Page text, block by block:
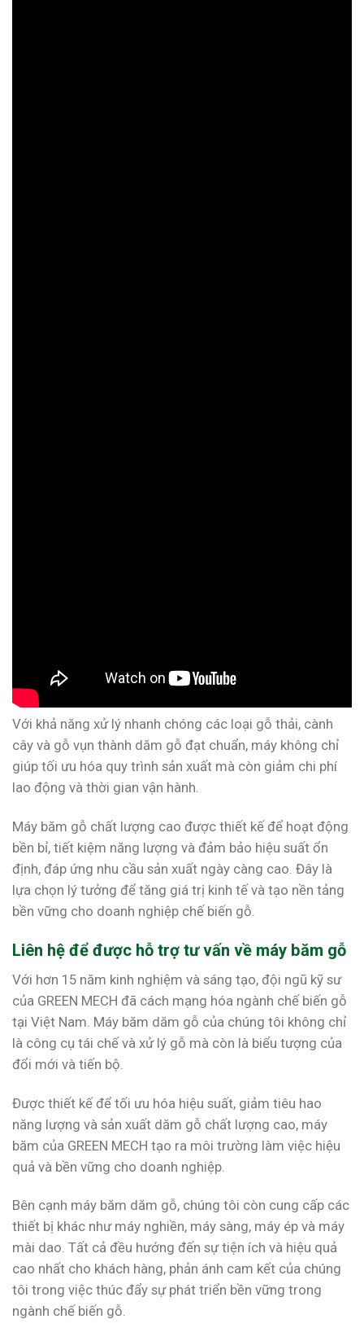
Với khả năng xử lý nhanh chóng các loại gỗ thải, cành
cây và gỗ vụn thành dăm gỗ đạt chuẩn, máy không chỉ
giúp tối ưu hóa quy trình sản xuất mà còn giảm chi phí
lao động và thời gian vận hành.
Máy băm gỗ chất lượng cao được thiết kế để hoạt động
bền bỉ, tiết kiệm năng lượng và đảm bảo hiệu suất ổn
định, đáp ứng nhu cầu sản xuất ngày càng cao. Đây là
lựa chọn lý tưởng để tăng giá trị kinh tế và tạo nền tảng
bền vững cho doanh nghiệp chế biến gỗ.
Liên hệ để được hỗ trợ tư vấn về máy băm gỗ
Với hơn 15 năm kinh nghiệm và sáng tạo, đội ngũ kỹ sư
của GREEN MECH đã cách mạng hóa ngành chế biến gỗ
tại Việt Nam. Máy băm dăm gỗ của chúng tôi không chỉ
là công cụ tái chế và xử lý gỗ mà còn là biểu tượng của
đổi mới và tiến bộ.
Được thiết kế để tối ưu hóa hiệu suất, giảm tiêu hao
năng lượng và sản xuất dăm gỗ chất lượng cao, máy
băm của GREEN MECH tạo ra môi trường làm việc hiệu
quả và bền vững cho doanh nghiệp.
Bên cạnh máy băm dăm gỗ, chúng tôi còn cung cấp các
thiết bị khác như máy nghiền, máy sàng, máy ép và máy
mài dao. Tất cả đều hướng đến sự tiện ích và hiệu quả
cao nhất cho khách hàng, phản ánh cam kết của chúng
tôi trong việc thúc đẩy sự phát triển bền vững trong
ngành chế biến gỗ.